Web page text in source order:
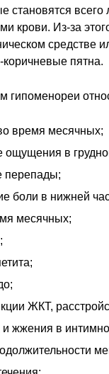
становятся всего
крови. Из-за
средстве
пятна.
гипоменореи
время месячных;
в
перепады;
боли в нижней
месячных;
ЖКТ,
и жжения в